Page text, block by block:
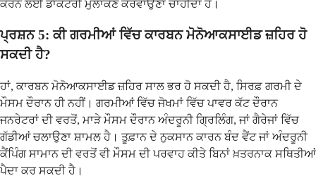
ਕਰਨ ਲਈ ਡਾਕਟਰੀ ਮੁਲਾਂਕਣ ਕਰਵਾਉਣਾ ਚਾਹੀਦਾ ਹੈ।
ਪ੍ਰਸ਼ਨ 5: ਕੀ ਗਰਮੀਆਂ ਵਿੱਚ ਕਾਰਬਨ ਮੋਨੋਆਕਸਾਈਡ ਜ਼ਹਿਰ ਹੋ
ਸਕਦੀ ਹੈ?
ਹਾਂ, ਕਾਰਬਨ ਮੋਨੋਆਕਸਾਈਡ ਜ਼ਹਿਰ ਸਾਲ ਭਰ ਹੋ ਸਕਦੀ ਹੈ, ਸਿਰਫ਼ ਗਰਮੀ ਦੇ
ਮੌਸਮ ਦੌਰਾਨ ਹੀ ਨਹੀਂ। ਗਰਮੀਆਂ ਵਿੱਚ ਜੋਖਮਾਂ ਵਿੱਚ ਪਾਵਰ ਕੱਟ ਦੌਰਾਨ
ਜਨਰੇਟਰਾਂ ਦੀ ਵਰਤੋਂ, ਮਾੜੇ ਮੌਸਮ ਦੌਰਾਨ ਅੰਦਰੂਨੀ ਗ੍ਰਿਲਿੰਗ, ਜਾਂ ਗੈਰੇਜਾਂ ਵਿੱਚ
ਗੱਡੀਆਂ ਚਲਾਉਣਾ ਸ਼ਾਮਲ ਹੈ। ਤੂਫ਼ਾਨ ਦੇ ਨੁਕਸਾਨ ਕਾਰਨ ਬੰਦ ਵੈਂਟ ਜਾਂ ਅੰਦਰੂਨੀ
ਕੈਂਪਿੰਗ ਸਾਮਾਨ ਦੀ ਵਰਤੋਂ ਵੀ ਮੌਸਮ ਦੀ ਪਰਵਾਹ ਕੀਤੇ ਬਿਨਾਂ ਖ਼ਤਰਨਾਕ ਸਥਿਤੀਆਂ
ਪੈਦਾ ਕਰ ਸਕਦੀ ਹੈ।